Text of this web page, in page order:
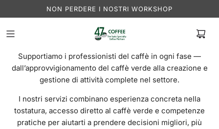
NON PERDERE I NOSTRI WORKSHOP
Supportiamo i professionisti del caffè in ogni fase —
dall’approvvigionamento del caffè verde alla creazione e
gestione di attività complete nel settore.
I nostri servizi combinano esperienza concreta nella
tostatura, accesso diretto al caffè verde e competenze
pratiche per aiutarti a prendere decisioni migliori, più